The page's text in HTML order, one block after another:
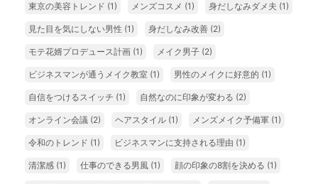
東京の美容トレンド (1) メンズコスメ (1) 身だしなみダメ夫 (1)
見た目を気にしない男性 (1) 身だしなみ改善 (2)
モテ花婿プロデュース計画 (1) メイク男子 (2)
ビジネスマンが通うメイク教室 (1) 男性のメイクに好意的 (1)
自信をつけるスイッチ (1) 自然なのに印象が変わる (2)
オンライン会議 (2) ヘアスタイル (1) メンズメイク予備軍 (1)
令和のトレンド (1) ビジネスマンに支持される理由 (1)
清潔感 (1) 仕事のできる男風 (1) 顔の印象の8割を決める (1)